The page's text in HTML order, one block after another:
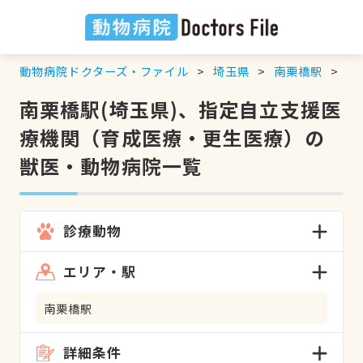
動物病院ドクターズ・ファイル 埼玉県 南栗橋駅
南栗橋駅(埼玉県)、指定自立支援医
療機関（育成医療・更生医療）の
獣医・動物病院一覧
診療動物
エリア・駅
南栗橋駅
詳細条件